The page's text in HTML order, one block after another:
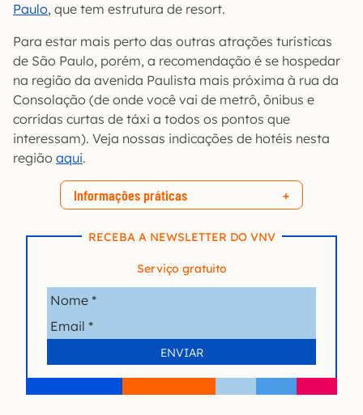
Paulo, que tem estrutura de resort.
Para estar mais perto das outras atrações turísticas
de São Paulo, porém, a recomendação é se hospedar
na região da avenida Paulista mais próxima à rua da
Consolação (de onde você vai de metrô, ônibus e
corridas curtas de táxi a todos os pontos que
interessam). Veja nossas indicações de hotéis nesta
região aqui.
Informações práticas
RECEBA A NEWSLETTER DO VNV
Serviço gratuito